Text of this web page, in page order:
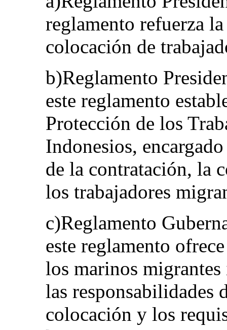
reglamento refuerza
colocación de
b)Reglamento
este reglamento
Protección de los
Indonesios,
de la contratación, la
los trabajadores
c)Reglamento
este reglamento
los marinos
las responsabilidades
colocación y los